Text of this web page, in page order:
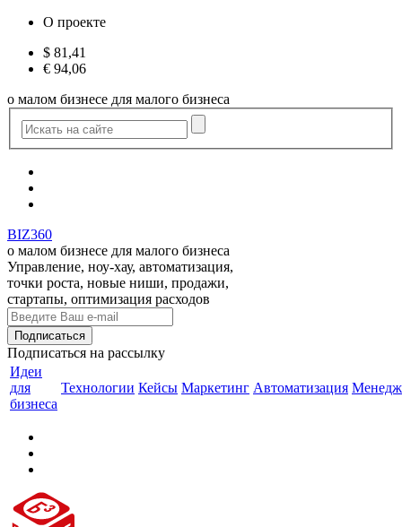
О проекте
$ 81,41
€ 94,06
о малом бизнесе для малого бизнеса
BIZ360
о малом бизнесе для малого бизнеса
Управление, ноу-хау, автоматизация,
точки роста, новые ниши, продажи,
стартапы, оптимизация расходов
Подписаться на рассылку
Идеи
для
бизнеса
Технологии Кейсы Маркетинг Автоматизация